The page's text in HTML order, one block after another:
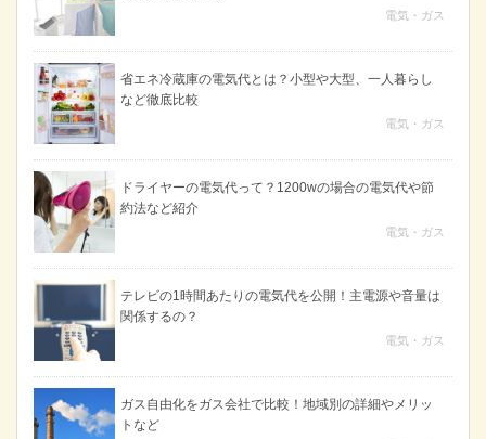
電気・ガス
省エネ冷蔵庫の電気代とは？小型や大型、一人暮らし
など徹底比較
電気・ガス
ドライヤーの電気代って？1200wの場合の電気代や節
約法など紹介
電気・ガス
テレビの1時間あたりの電気代を公開！主電源や音量は
関係するの？
電気・ガス
ガス自由化をガス会社で比較！地域別の詳細やメリッ
トなど